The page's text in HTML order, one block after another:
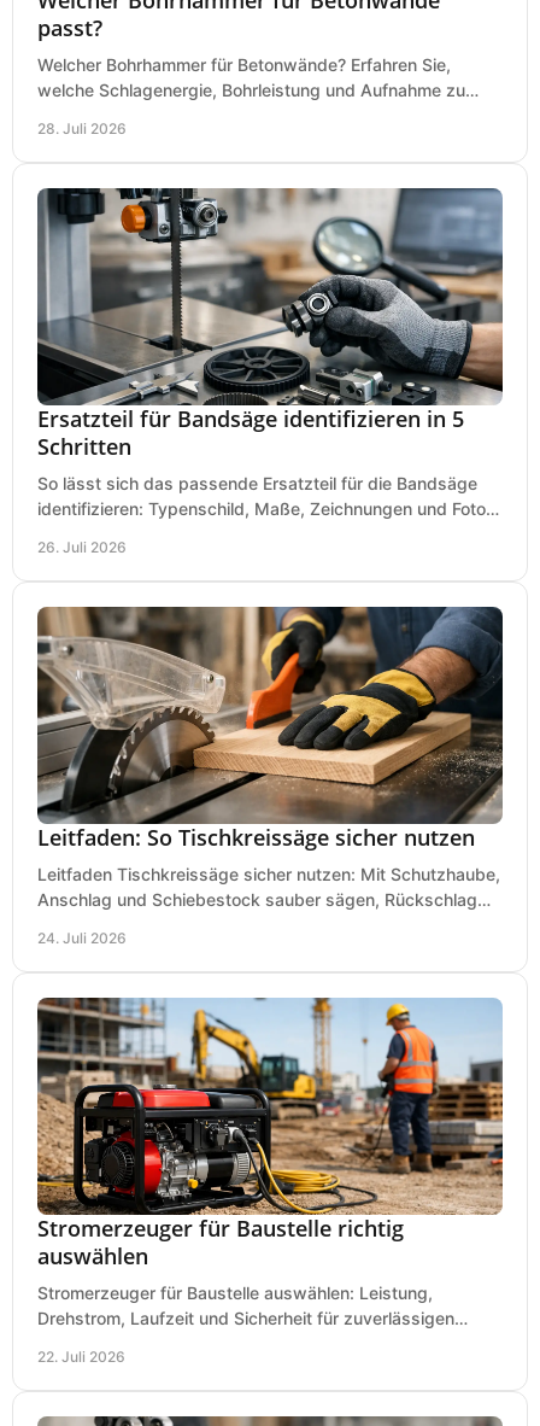
passt?
Welcher Bohrhammer für Betonwände? Erfahren Sie,
welche Schlagenergie, Bohrleistung und Aufnahme zu
28. Juli 2026
Ersatzteil für Bandsäge identifizieren in 5
Schritten
So lässt sich das passende Ersatzteil für die Bandsäge
identifizieren: Typenschild, Maße, Zeichnungen und Fotos
26. Juli 2026
Leitfaden: So Tischkreissäge sicher nutzen
Leitfaden Tischkreissäge sicher nutzen: Mit Schutzhaube,
Anschlag und Schiebestock sauber sägen, Rückschlag
24. Juli 2026
Stromerzeuger für Baustelle richtig
auswählen
Stromerzeuger für Baustelle auswählen: Leistung,
Drehstrom, Laufzeit und Sicherheit für zuverlässigen
22. Juli 2026